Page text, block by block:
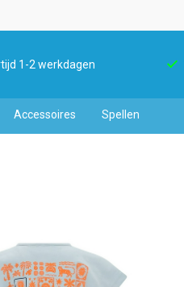
1-2 werkdagen
Accessoires Spellen